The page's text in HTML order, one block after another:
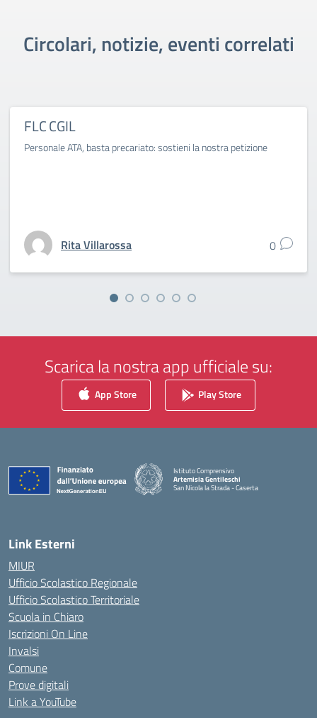
Circolari, notizie, eventi correlati
FLC CGIL
Personale ATA, basta precariato: sostieni la nostra petizione
Rita Villarossa 0
Scarica la nostra app ufficiale su:
App Store Play Store
Istituto Comprensivo
Artemisia Gentileschi
San Nicola la Strada - Caserta
Link Esterni
MIUR
Ufficio Scolastico Regionale
Ufficio Scolastico Territoriale
Scuola in Chiaro
Iscrizioni On Line
Invalsi
Comune
Prove digitali
Link a YouTube